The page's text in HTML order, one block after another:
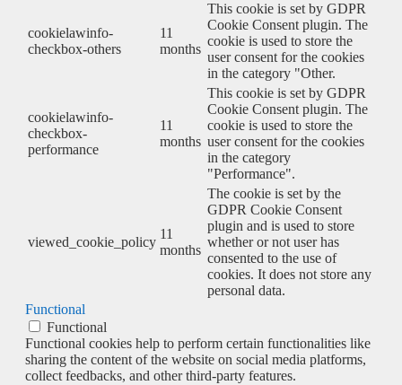
cookielawinfo-
checkbox-others
11
months
This cookie is set by GDPR
Cookie Consent plugin. The
cookie is used to store the
user consent for the cookies
in the category "Other.
cookielawinfo-
checkbox-
performance
11
months
This cookie is set by GDPR
Cookie Consent plugin. The
cookie is used to store the
user consent for the cookies
in the category
"Performance".
viewed_cookie_policy
11
months
The cookie is set by the
GDPR Cookie Consent
plugin and is used to store
whether or not user has
consented to the use of
cookies. It does not store any
personal data.
Functional
Functional
Functional cookies help to perform certain functionalities like
sharing the content of the website on social media platforms,
collect feedbacks, and other third-party features.